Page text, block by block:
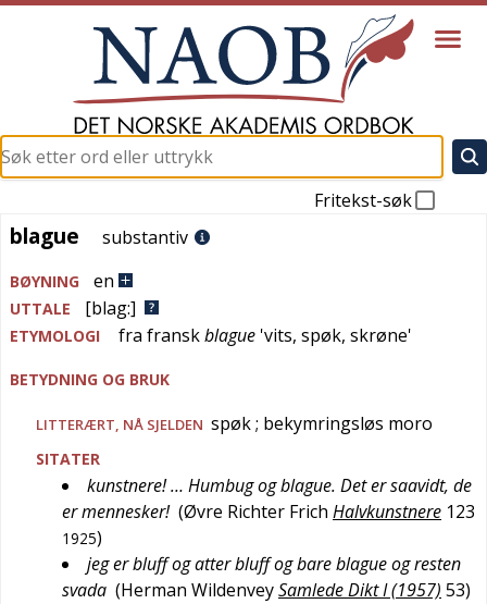
Fritekst-søk
blague
blague substantiv
BØYNING en
UTTALE [blag:]
ETYMOLOGI fra franskblague 'vits, spøk, skrøne'
BETYDNING OG BRUK
LITTERÆRT, NÅ SJELDEN spøk; bekymringsløs moro
SITATER
kunstnere! … Humbug og blague. Det er saavidt, de
er mennesker! (Øvre Richter Frich Halvkunstnere 123
1925)
jeg er bluff og atter bluff og bare blague og resten
svada (Herman WildenveySamlede Dikt I (1957) 53)